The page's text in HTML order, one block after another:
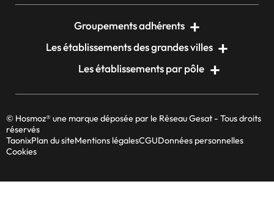
Groupements adhérents
Les établissements des grandes villes
Les établissements par pôle
© Hosmoz® une marque déposée par le Réseau Gesat - Tous droits
réservés
TaonixPlan du siteMentions légalesCGUDonnées personnelles
Cookies